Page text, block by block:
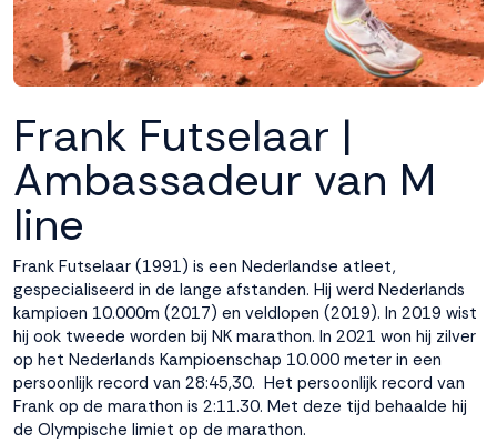
anoniem. Meer
weten? LeesBekijk
dit overzichtvoor
alle
lees hier onze privacy
policy . Door te
accepteren geef je
toestemming voor
onze marketing
cookies. Kies je voor
Weigeren? Dan
plaatsen we alleen
functionele en
analytische cookies.
Accepteren
Frank Futselaar |
Ambassadeur van M
line
Frank Futselaar (1991) is een Nederlandse atleet,
gespecialiseerd in de lange afstanden. Hij werd Nederlands
kampioen 10.000m (2017) en veldlopen (2019). In 2019 wist
hij ook tweede worden bij NK marathon. In 2021 won hij zilver
op het Nederlands Kampioenschap 10.000 meter in een
persoonlijk record van 28:45,30. Het persoonlijk record van
Frank op de marathon is 2:11.30. Met deze tijd behaalde hij
de Olympische limiet op de marathon.